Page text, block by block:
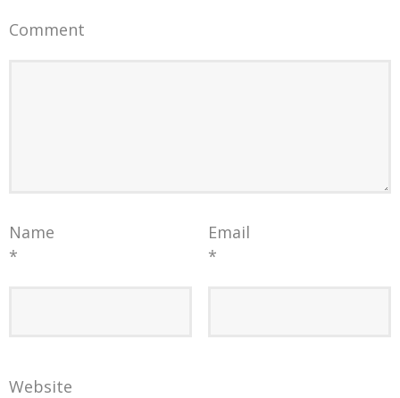
Comment
Name
*
Email
*
Website